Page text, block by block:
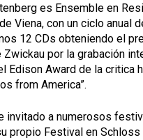
es Ensemble en
Viena, con un ciclo anual
12 CDs obteniendo el
Zwickau por la grabación
Edison Award de la critica
from America”.
invitado a numerosos
propio Festival en